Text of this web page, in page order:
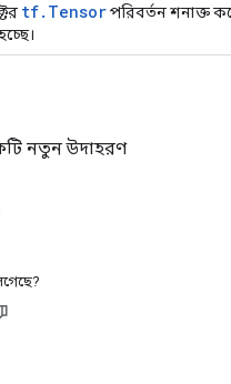
tf.Tensorপরিবর্তন শনাক্ত
নতুন উদাহরণ